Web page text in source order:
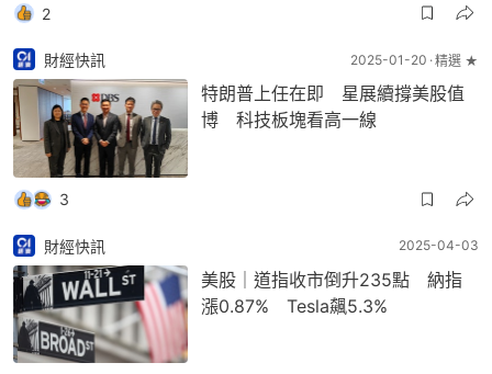
2
財經快訊 2025-01-20 精選 ★
特朗普上任在即 星展續撐美股值
博 科技板塊看高一線
3
財經快訊 2025-04-03
美股｜道指收市倒升235點 納指
漲0.87% Tesla飆5.3%